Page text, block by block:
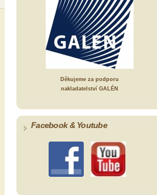
Děkujeme za podporu
nakladatelství GALÉN
Facebook & Youtube